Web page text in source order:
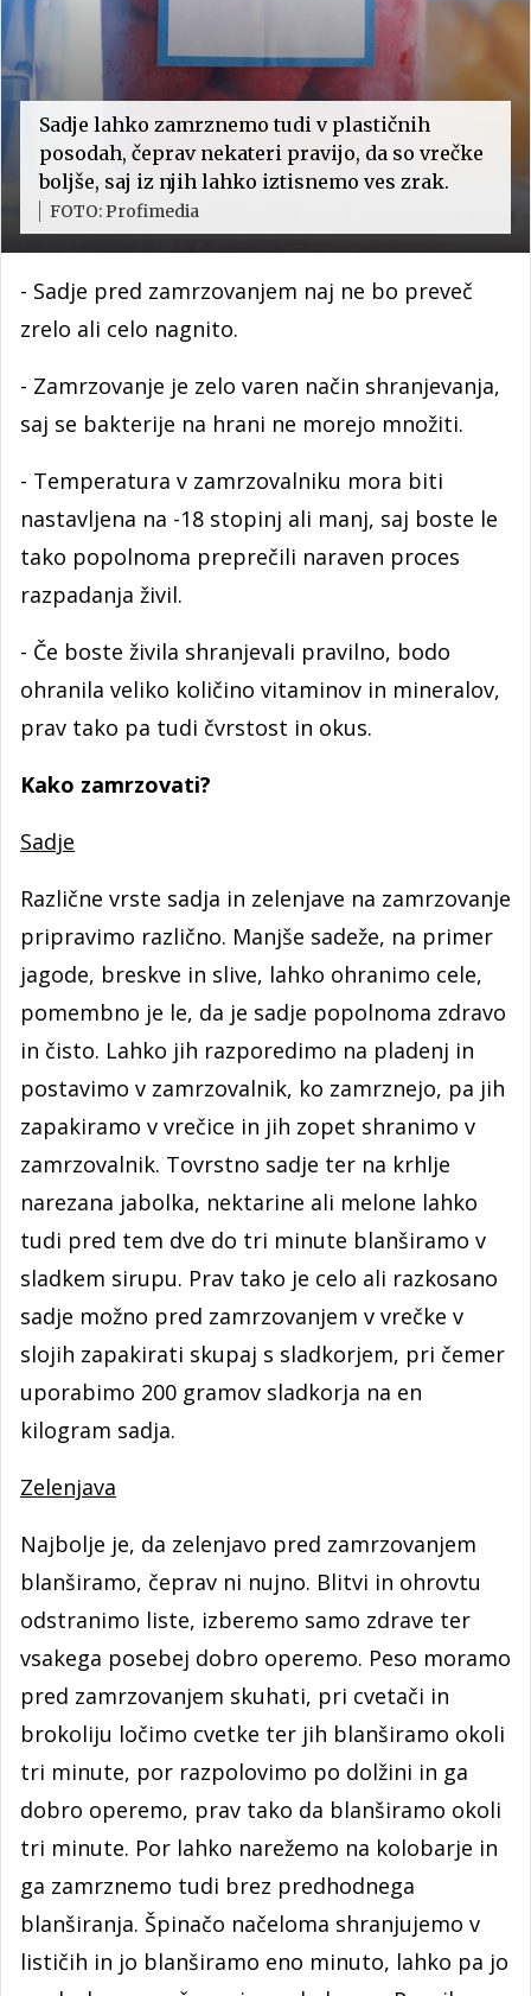
Sadje lahko zamrznemo tudi v plastičnih
posodah, čeprav nekateri pravijo, da so vrečke
boljše, saj iz njih lahko iztisnemo ves zrak.
FOTO: Profimedia
- Sadje pred zamrzovanjem naj ne bo preveč
zrelo ali celo nagnito.
- Zamrzovanje je zelo varen način shranjevanja,
saj se bakterije na hrani ne morejo množiti.
- Temperatura v zamrzovalniku mora biti
nastavljena na -18 stopinj ali manj, saj boste le
tako popolnoma preprečili naraven proces
razpadanja živil.
- Če boste živila shranjevali pravilno, bodo
ohranila veliko količino vitaminov in mineralov,
prav tako pa tudi čvrstost in okus.
Kako zamrzovati?
Sadje
Različne vrste sadja in zelenjave na zamrzovanje
pripravimo različno. Manjše sadeže, na primer
jagode, breskve in slive, lahko ohranimo cele,
pomembno je le, da je sadje popolnoma zdravo
in čisto. Lahko jih razporedimo na pladenj in
postavimo v zamrzovalnik, ko zamrznejo, pa jih
zapakiramo v vrečice in jih zopet shranimo v
zamrzovalnik. Tovrstno sadje ter na krhlje
narezana jabolka, nektarine ali melone lahko
tudi pred tem dve do tri minute blanširamo v
sladkem sirupu. Prav tako je celo ali razkosano
sadje možno pred zamrzovanjem v vrečke v
slojih zapakirati skupaj s sladkorjem, pri čemer
uporabimo 200 gramov sladkorja na en
kilogram sadja.
Zelenjava
Najbolje je, da zelenjavo pred zamrzovanjem
blanširamo, čeprav ni nujno. Blitvi in ohrovtu
odstranimo liste, izberemo samo zdrave ter
vsakega posebej dobro operemo. Peso moramo
pred zamrzovanjem skuhati, pri cvetači in
brokoliju ločimo cvetke ter jih blanširamo okoli
tri minute, por razpolovimo po dolžini in ga
dobro operemo, prav tako da blanširamo okoli
tri minute. Por lahko narežemo na kolobarje in
ga zamrznemo tudi brez predhodnega
blanširanja. Špinačo načeloma shranjujemo v
lističih in jo blanširamo eno minuto, lahko pa jo